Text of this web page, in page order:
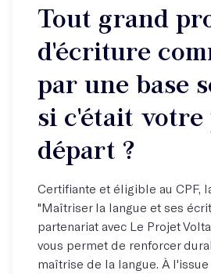
Tout grand
d'écriture
par une base
si c'était
départ ?
Certifiante et éligible au CPF,
"Maîtriser la langue et ses
partenariat avec Le Projet
vous permet de renforcer
maîtrise de la langue. À